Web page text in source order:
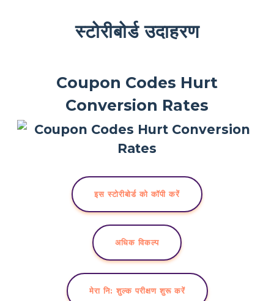
स्टोरीबोर्ड उदाहरण
Coupon Codes Hurt
Conversion Rates
इस स्टोरीबोर्ड को कॉपी करें
अधिक विकल्प
मेरा नि: शुल्क परीक्षण शुरू करें